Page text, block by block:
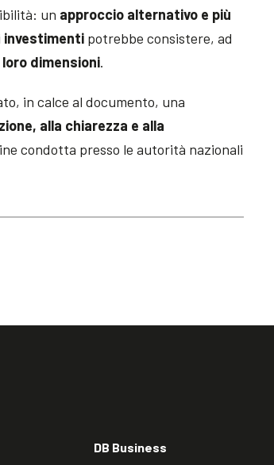
un approccio alternativo e più
investimenti potrebbe consistere, ad
dimensioni.
in calce al documento, una
alla chiarezza e alla
condotta presso le autorità nazionali
DB Business